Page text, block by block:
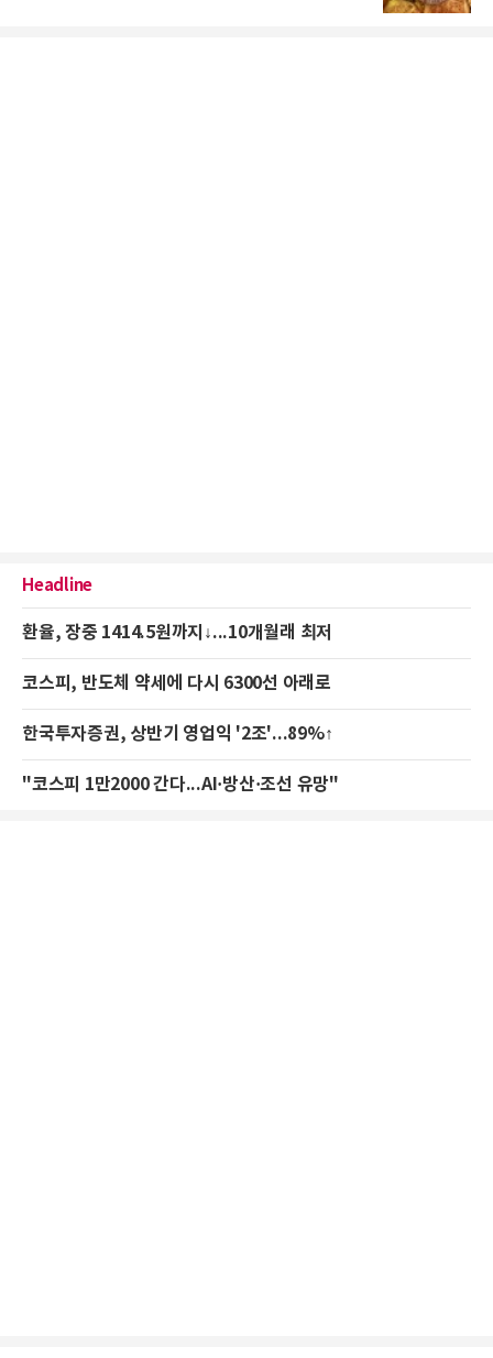
Headline
환율, 장중 1414.5원까지↓...10개월래 최저
코스피, 반도체 약세에 다시 6300선 아래로
한국투자증권, 상반기 영업익 '2조'...89%↑
"코스피 1만2000 간다...AI·방산·조선 유망"